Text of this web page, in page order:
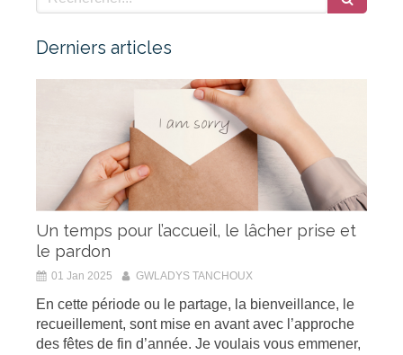
Derniers articles
Un temps pour l’accueil, le lâcher prise et
le pardon
01 Jan 2025 GWLADYS TANCHOUX
En cette période ou le partage, la bienveillance, le
recueillement, sont mise en avant avec l’approche
des fêtes de fin d’année. Je voulais vous emmener,